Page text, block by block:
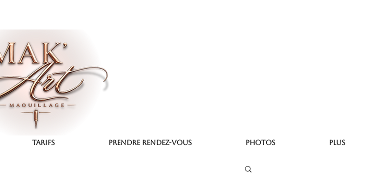
TARIFS PRENDRE RENDEZ-VOUS PHOTOS PLUS